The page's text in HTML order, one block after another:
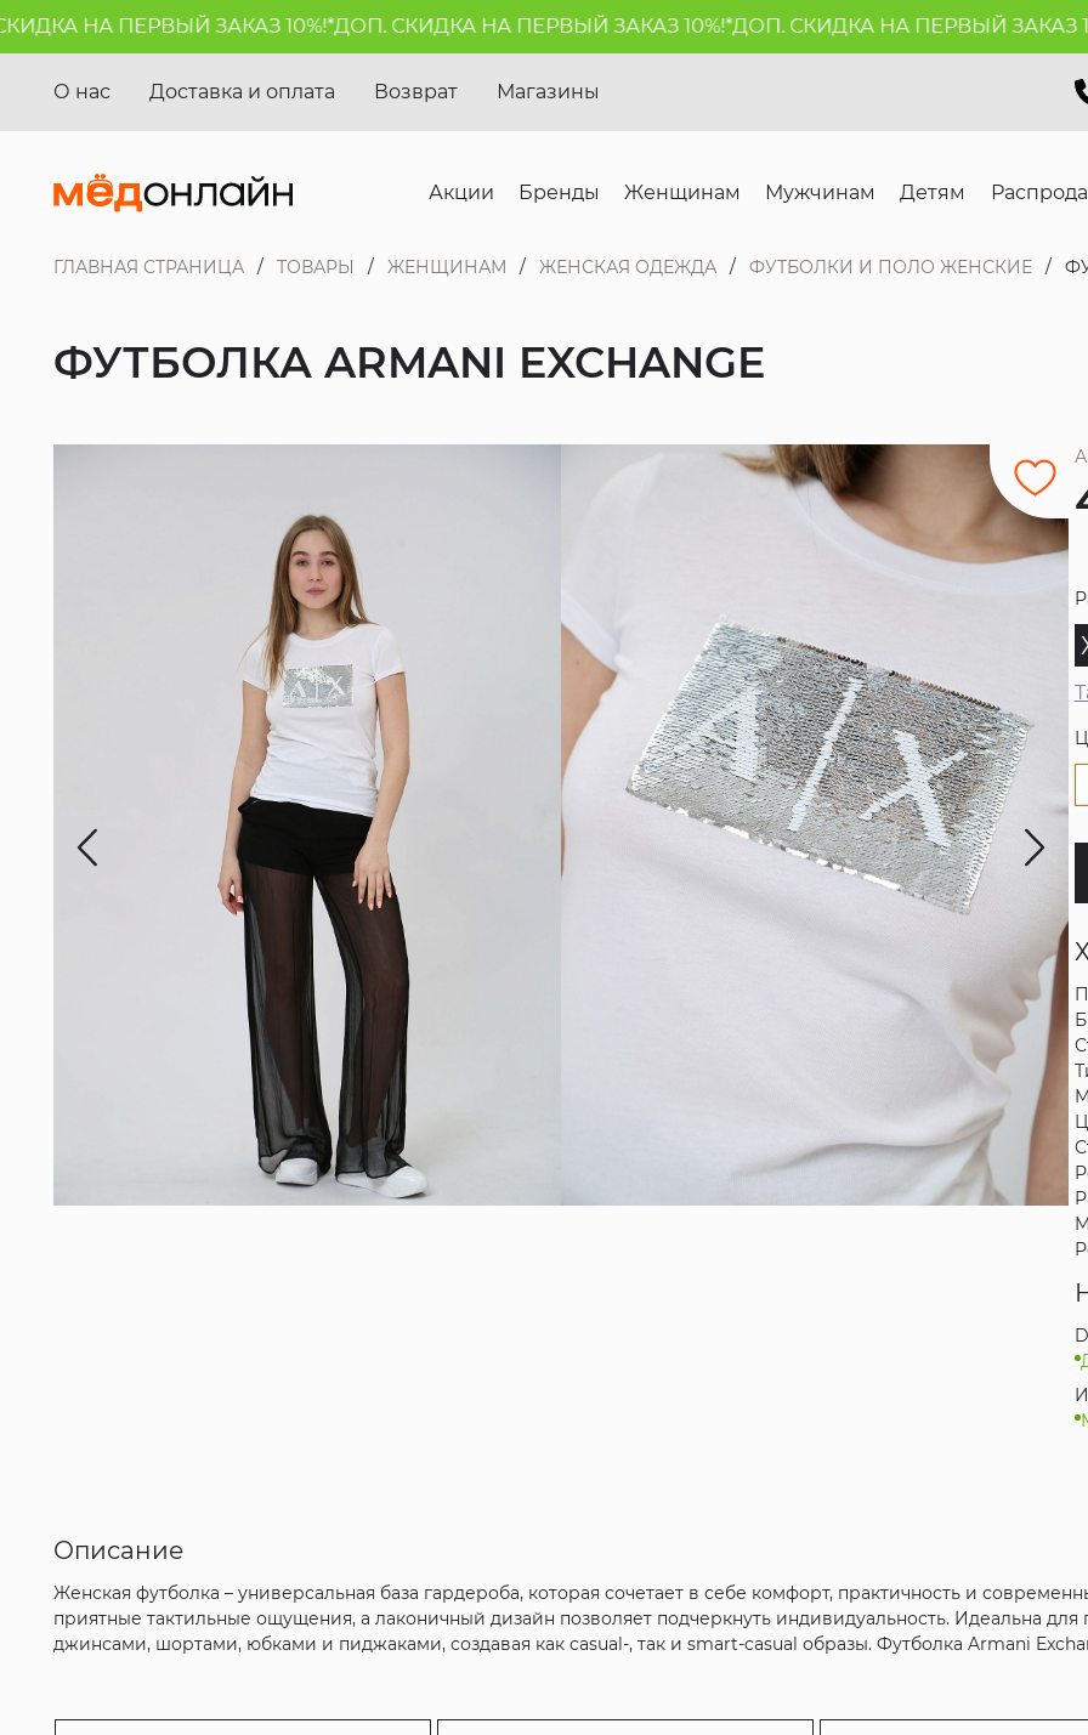
НА ПЕРВЫЙ ЗАКАЗ 10%!*ДОП. СКИДКА НА ПЕРВЫЙ ЗАКАЗ 10%!*ДОП. СКИДКА НА ПЕРВЫЙ ЗАКАЗ
О нас Доставка и оплата Возврат Магазины
Акции Бренды Женщинам Мужчинам Детям
ГЛАВНАЯ СТРАНИЦА ТОВАРЫ ЖЕНЩИНАМ ЖЕНСКАЯ ОДЕЖДА ФУТБОЛКИ И ПОЛО ЖЕНСКИЕ
ФУТБОЛКА ARMANI EXCHANGE
Описание
Женская футболка – универсальная база гардероба, которая сочетает в себе комфорт, практичность и
приятные тактильные ощущения, а лаконичный дизайн позволяет подчеркнуть индивидуальность. Идеальна
джинсами, шортами, юбками и пиджаками, создавая как casual-, так и smart-casual образы. Футболка Armani